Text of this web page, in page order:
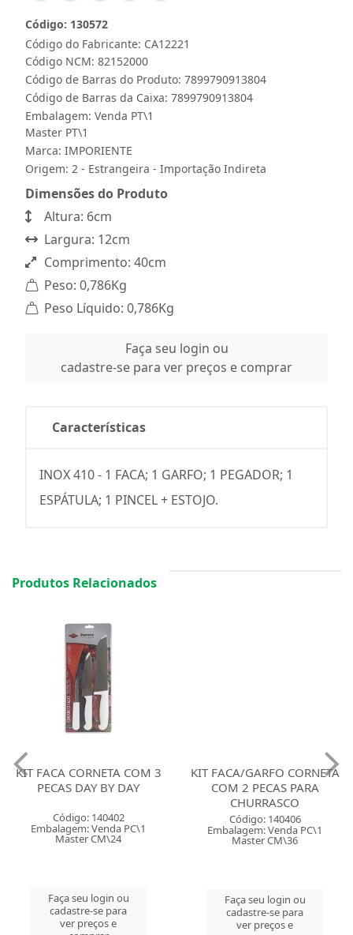
Código do Fabricante: CA12221
Código: 130572
Código NCM: 82152000
Código de Barras do Produto: 7899790913804
Código de Barras da Caixa: 7899790913804
Embalagem: Venda PT\1
Master PT\1
Marca: IMPORIENTE
Origem: 2 - Estrangeira - Importação Indireta
Dimensões do Produto
Altura: 6cm
Largura: 12cm
Comprimento: 40cm
Peso: 0,786Kg
Peso Líquido: 0,786Kg
Faça seu login ou
cadastre-se para ver preços e comprar
Características
INOX 410 - 1 FACA; 1 GARFO; 1 PEGADOR; 1
ESPÁTULA; 1 PINCEL + ESTOJO.
Produtos Relacionados
KIT FACA CORNETA COM 3
PECAS DAY BY DAY
Código: 140402
Embalagem: Venda PC\1
Master CM\24
Faça seu login ou
cadastre-se para
ver preços e
KIT FACA/GARFO CORNETA
COM 2 PECAS PARA
CHURRASCO
Código: 140406
Embalagem: Venda PC\1
Master CM\36
Faça seu login ou
cadastre-se para
ver preços e